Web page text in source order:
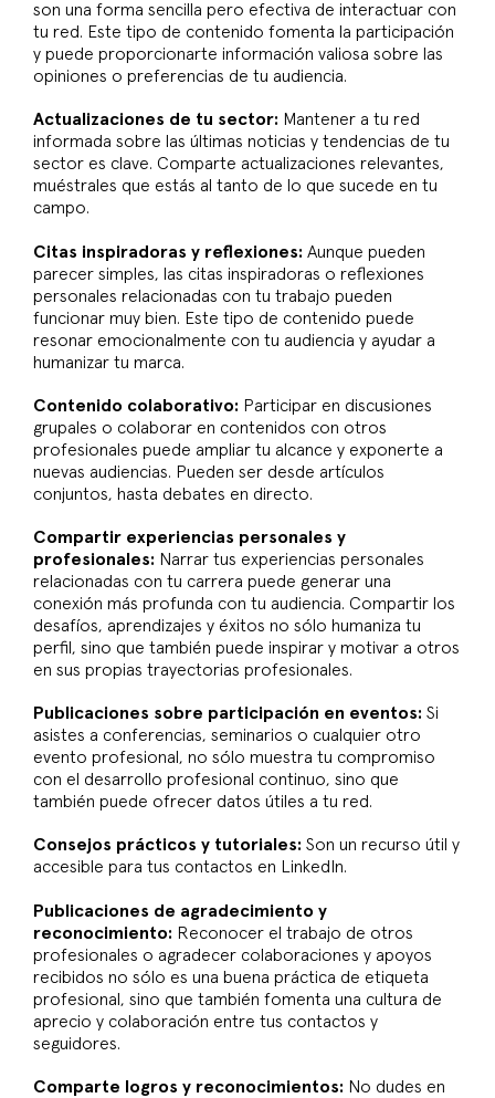
son una forma sencilla pero efectiva de interactuar con
tu red. Este tipo de contenido fomenta la participación
y puede proporcionarte información valiosa sobre las
opiniones o preferencias de tu audiencia.
Actualizaciones de tu sector: Mantener a tu red
informada sobre las últimas noticias y tendencias de tu
sector es clave. Comparte actualizaciones relevantes,
muéstrales que estás al tanto de lo que sucede en tu
campo.
Citas inspiradoras y reflexiones: Aunque pueden
parecer simples, las citas inspiradoras o reflexiones
personales relacionadas con tu trabajo pueden
funcionar muy bien. Este tipo de contenido puede
resonar emocionalmente con tu audiencia y ayudar a
humanizar tu marca.
Contenido colaborativo: Participar en discusiones
grupales o colaborar en contenidos con otros
profesionales puede ampliar tu alcance y exponerte a
nuevas audiencias. Pueden ser desde artículos
conjuntos, hasta debates en directo.
Compartir experiencias personales y
profesionales: Narrar tus experiencias personales
relacionadas con tu carrera puede generar una
conexión más profunda con tu audiencia. Compartir los
desafíos, aprendizajes y éxitos no sólo humaniza tu
perfil, sino que también puede inspirar y motivar a otros
en sus propias trayectorias profesionales.
Publicaciones sobre participación en eventos: Si
asistes a conferencias, seminarios o cualquier otro
evento profesional, no sólo muestra tu compromiso
con el desarrollo profesional continuo, sino que
también puede ofrecer datos útiles a tu red.
Consejos prácticos y tutoriales: Son un recurso útil y
accesible para tus contactos en LinkedIn.
Publicaciones de agradecimiento y
reconocimiento: Reconocer el trabajo de otros
profesionales o agradecer colaboraciones y apoyos
recibidos no sólo es una buena práctica de etiqueta
profesional, sino que también fomenta una cultura de
aprecio y colaboración entre tus contactos y
seguidores.
Comparte logros y reconocimientos: No dudes en